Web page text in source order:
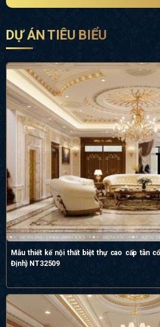
DỰ ÁN TIÊU BIỂU
Mẫu thiết kế nội thất biệt thự cao cấp tân
Định) NT32509